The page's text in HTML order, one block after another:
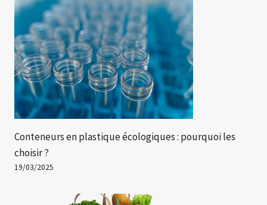
Conteneurs en plastique écologiques : pourquoi les
choisir ?
19/03/2025